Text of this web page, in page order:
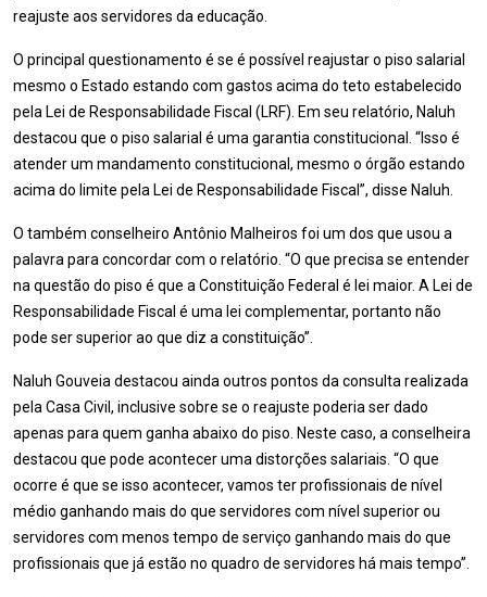
reajuste aos servidores da educação.
O principal questionamento é se é possível reajustar o piso salarial
mesmo o Estado estando com gastos acima do teto estabelecido
pela Lei de Responsabilidade Fiscal (LRF). Em seu relatório, Naluh
destacou que o piso salarial é uma garantia constitucional. “Isso é
atender um mandamento constitucional, mesmo o órgão estando
acima do limite pela Lei de Responsabilidade Fiscal”, disse Naluh.
O também conselheiro Antônio Malheiros foi um dos que usou a
palavra para concordar com o relatório. “O que precisa se entender
na questão do piso é que a Constituição Federal é lei maior. A Lei de
Responsabilidade Fiscal é uma lei complementar, portanto não
pode ser superior ao que diz a constituição”.
Naluh Gouveia destacou ainda outros pontos da consulta realizada
pela Casa Civil, inclusive sobre se o reajuste poderia ser dado
apenas para quem ganha abaixo do piso. Neste caso, a conselheira
destacou que pode acontecer uma distorções salariais. “O que
ocorre é que se isso acontecer, vamos ter profissionais de nível
médio ganhando mais do que servidores com nível superior ou
servidores com menos tempo de serviço ganhando mais do que
profissionais que já estão no quadro de servidores há mais tempo”.